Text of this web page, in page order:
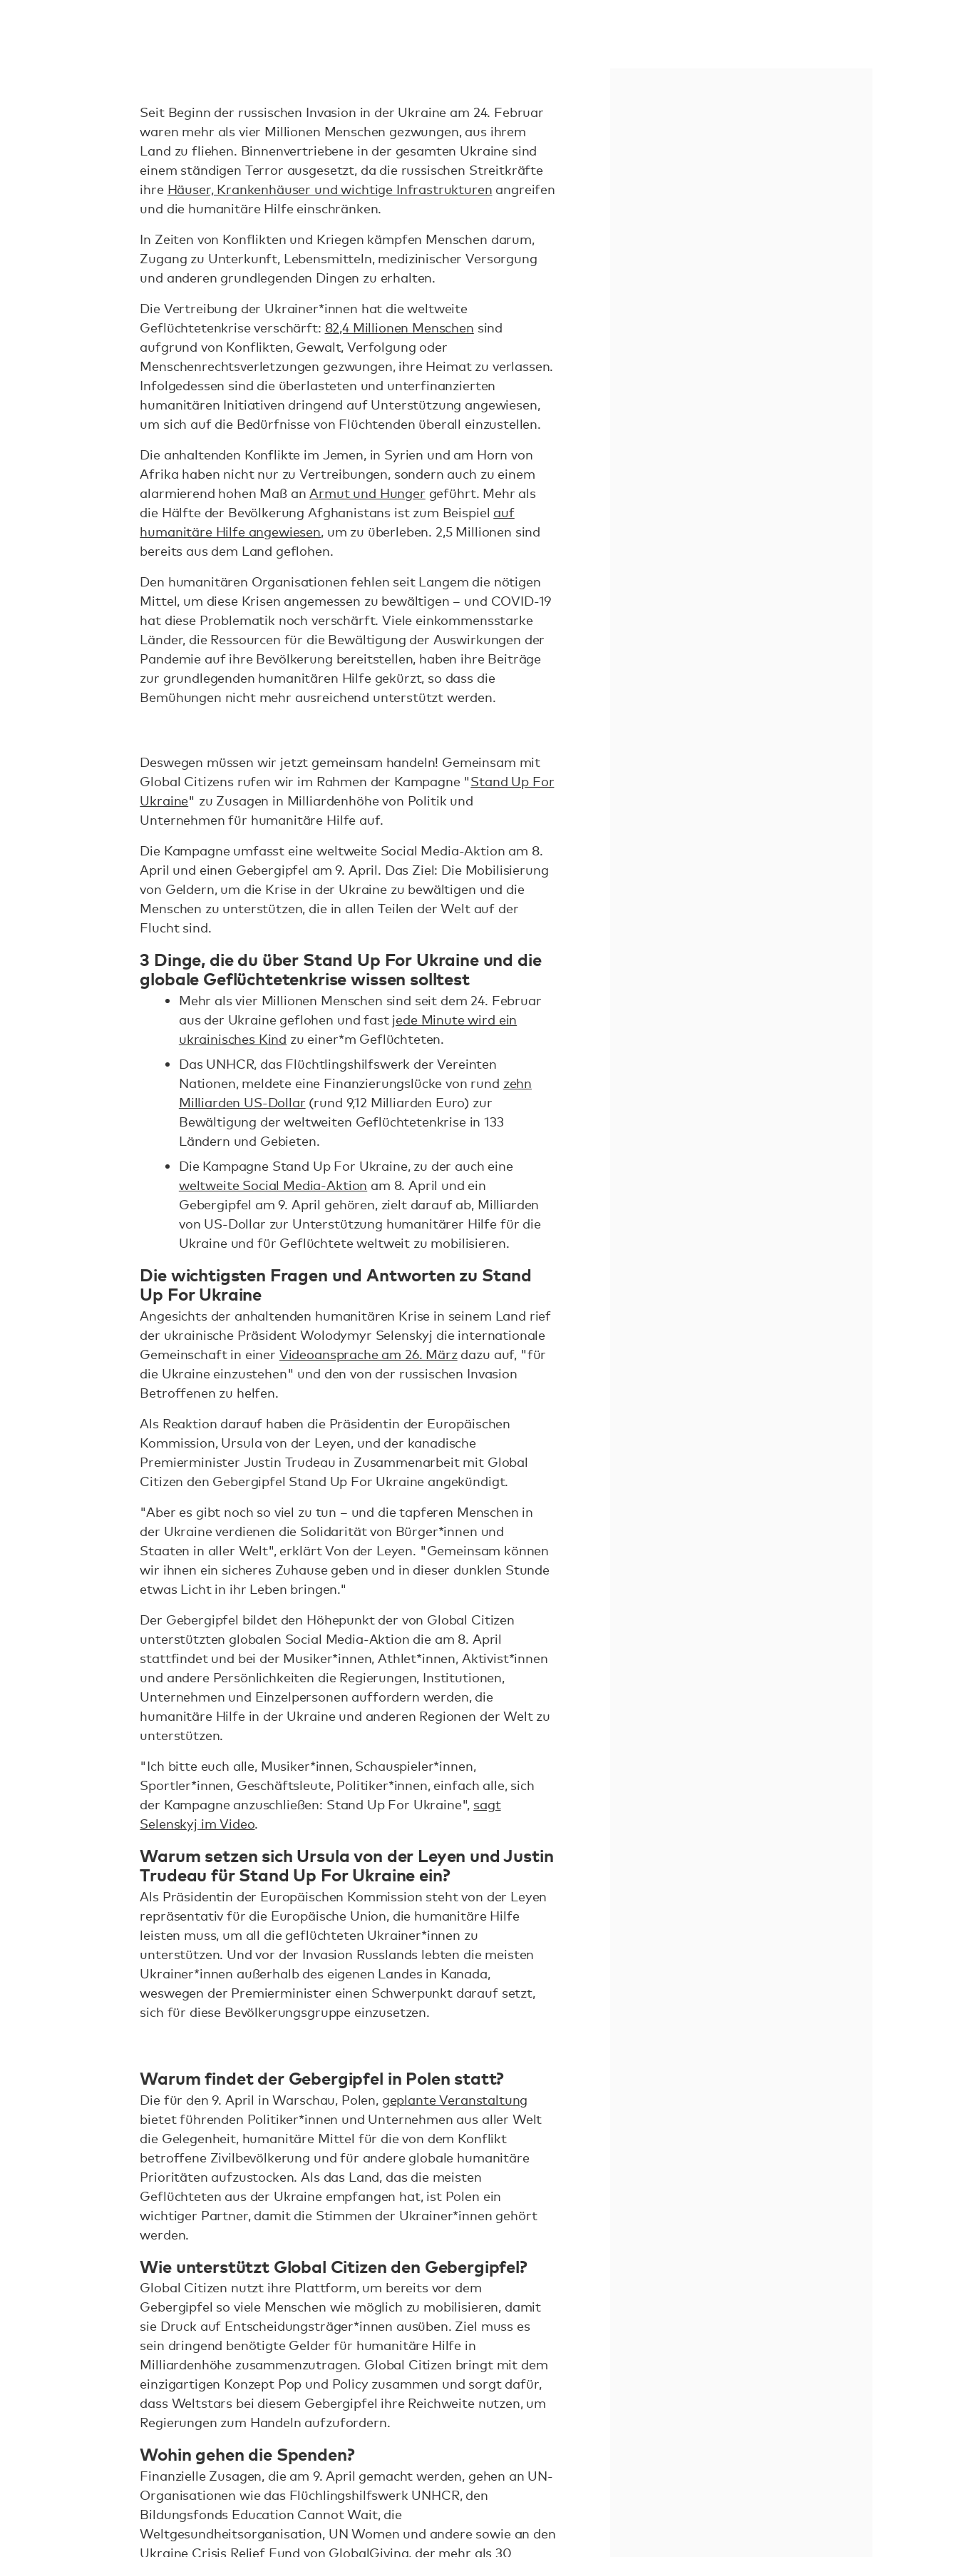
Seit Beginn der russischen Invasion in der Ukraine am 24. Februar
waren mehr als vier Millionen Menschen gezwungen, aus ihrem
Land zu fliehen. Binnenvertriebene in der gesamten Ukraine sind
einem ständigen Terror ausgesetzt, da die russischen Streitkräfte
ihre Häuser, Krankenhäuser und wichtige Infrastrukturen angreifen
und die humanitäre Hilfe einschränken.
In Zeiten von Konflikten und Kriegen kämpfen Menschen darum,
Zugang zu Unterkunft, Lebensmitteln, medizinischer Versorgung
und anderen grundlegenden Dingen zu erhalten.
Die Vertreibung der Ukrainer*innen hat die weltweite
Geflüchtetenkrise verschärft: 82,4 Millionen Menschen sind
aufgrund von Konflikten, Gewalt, Verfolgung oder
Menschenrechtsverletzungen gezwungen, ihre Heimat zu verlassen.
Infolgedessen sind die überlasteten und unterfinanzierten
humanitären Initiativen dringend auf Unterstützung angewiesen,
um sich auf die Bedürfnisse von Flüchtenden überall einzustellen.
Die anhaltenden Konflikte im Jemen, in Syrien und am Horn von
Afrika haben nicht nur zu Vertreibungen, sondern auch zu einem
alarmierend hohen Maß an Armut und Hunger geführt. Mehr als
die Hälfte der Bevölkerung Afghanistans ist zum Beispiel auf
humanitäre Hilfe angewiesen, um zu überleben. 2,5 Millionen sind
bereits aus dem Land geflohen.
Den humanitären Organisationen fehlen seit Langem die nötigen
Mittel, um diese Krisen angemessen zu bewältigen – und COVID-19
hat diese Problematik noch verschärft. Viele einkommensstarke
Länder, die Ressourcen für die Bewältigung der Auswirkungen der
Pandemie auf ihre Bevölkerung bereitstellen, haben ihre Beiträge
zur grundlegenden humanitären Hilfe gekürzt, so dass die
Bemühungen nicht mehr ausreichend unterstützt werden.
Deswegen müssen wir jetzt gemeinsam handeln! Gemeinsam mit
Global Citizens rufen wir im Rahmen der Kampagne "Stand Up For
Ukraine" zu Zusagen in Milliardenhöhe von Politik und
Unternehmen für humanitäre Hilfe auf.
Die Kampagne umfasst eine weltweite Social Media-Aktion am 8.
April und einen Gebergipfel am 9. April. Das Ziel: Die Mobilisierung
von Geldern, um die Krise in der Ukraine zu bewältigen und die
Menschen zu unterstützen, die in allen Teilen der Welt auf der
Flucht sind.
3 Dinge, die du über Stand Up For Ukraine und die
globale Geflüchtetenkrise wissen solltest
Mehr als vier Millionen Menschen sind seit dem 24. Februar
aus der Ukraine geflohen und fast jede Minute wird ein
ukrainisches Kind zu einer*m Geflüchteten.
Das UNHCR, das Flüchtlingshilfswerk der Vereinten
Nationen, meldete eine Finanzierungslücke von rund zehn
Milliarden US-Dollar (rund 9,12 Milliarden Euro) zur
Bewältigung der weltweiten Geflüchtetenkrise in 133
Ländern und Gebieten.
Die Kampagne Stand Up For Ukraine, zu der auch eine
weltweite Social Media-Aktion am 8. April und ein
Gebergipfel am 9. April gehören, zielt darauf ab, Milliarden
von US-Dollar zur Unterstützung humanitärer Hilfe für die
Ukraine und für Geflüchtete weltweit zu mobilisieren.
Die wichtigsten Fragen und Antworten zu Stand
Up For Ukraine
Angesichts der anhaltenden humanitären Krise in seinem Land rief
der ukrainische Präsident Wolodymyr Selenskyj die internationale
Gemeinschaft in einer Videoansprache am 26. Märzdazu auf, "für
die Ukraine einzustehen" und den von der russischen Invasion
Betroffenen zu helfen.
Als Reaktion darauf haben die Präsidentin der Europäischen
Kommission, Ursula von der Leyen, und der kanadische
Premierminister Justin Trudeau in Zusammenarbeit mit Global
Citizen den Gebergipfel Stand Up For Ukraine angekündigt.
"Aber es gibt noch so viel zu tun – und die tapferen Menschen in
der Ukraine verdienen die Solidarität von Bürger*innen und
Staaten in aller Welt", erklärt Von der Leyen. "Gemeinsam können
wir ihnen ein sicheres Zuhause geben und in dieser dunklen Stunde
etwas Licht in ihr Leben bringen."
Der Gebergipfel bildet den Höhepunkt der von Global Citizen
unterstützten globalen Social Media-Aktion die am 8. April
stattfindet und bei der Musiker*innen, Athlet*innen, Aktivist*innen
und andere Persönlichkeiten die Regierungen, Institutionen,
Unternehmen und Einzelpersonen auffordern werden, die
humanitäre Hilfe in der Ukraine und anderen Regionen der Welt zu
unterstützen.
"Ich bitte euch alle, Musiker*innen, Schauspieler*innen,
Sportler*innen, Geschäftsleute, Politiker*innen, einfach alle, sich
der Kampagne anzuschließen: Stand Up For Ukraine", sagt
Selenskyj im Video.
Warum setzen sich Ursula von der Leyen und Justin
Trudeau für Stand Up For Ukraine ein?
Als Präsidentin der Europäischen Kommission steht von der Leyen
repräsentativ für die Europäische Union, die humanitäre Hilfe
leisten muss, um all die geflüchteten Ukrainer*innen zu
unterstützen. Und vor der Invasion Russlands lebten die meisten
Ukrainer*innen außerhalb des eigenen Landes in Kanada,
weswegen der Premierminister einen Schwerpunkt darauf setzt,
sich für diese Bevölkerungsgruppe einzusetzen.
Warum findet der Gebergipfel in Polen statt?
Die für den 9. April in Warschau, Polen, geplante Veranstaltung
bietet führenden Politiker*innen und Unternehmen aus aller Welt
die Gelegenheit, humanitäre Mittel für die von dem Konflikt
betroffene Zivilbevölkerung und für andere globale humanitäre
Prioritäten aufzustocken. Als das Land, das die meisten
Geflüchteten aus der Ukraine empfangen hat, ist Polen ein
wichtiger Partner, damit die Stimmen der Ukrainer*innen gehört
werden.
Wie unterstützt Global Citizen den Gebergipfel?
Global Citizen nutzt ihre Plattform, um bereits vor dem
Gebergipfel so viele Menschen wie möglich zu mobilisieren, damit
sie Druck auf Entscheidungsträger*innen ausüben. Ziel muss es
sein dringend benötigte Gelder für humanitäre Hilfe in
Milliardenhöhe zusammenzutragen. Global Citizen bringt mit dem
einzigartigen Konzept Pop und Policy zusammen und sorgt dafür,
dass Weltstars bei diesem Gebergipfel ihre Reichweite nutzen, um
Regierungen zum Handeln aufzufordern.
Wohin gehen die Spenden?
Finanzielle Zusagen, die am 9. April gemacht werden, gehen an UN-
Organisationen wie das Flüchlingshilfswerk UNHCR, den
Bildungsfonds Education Cannot Wait, die
Weltgesundheitsorganisation, UN Women und andere sowie an den
Ukraine Crisis Relief Fund von GlobalGiving, der mehr als 30